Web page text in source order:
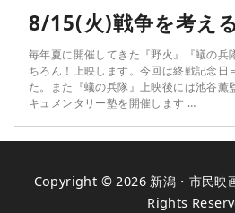
8/15(火)戦争を考え
毎年夏に開催してきた『野火』『蟻の兵
ちろん！上映します。今回は終戦記念
た。また『蟻の兵隊』上映後には池谷薫
キュメンタリー塾を開催します …
Copyright © 2026 新潟・市民映
Rights